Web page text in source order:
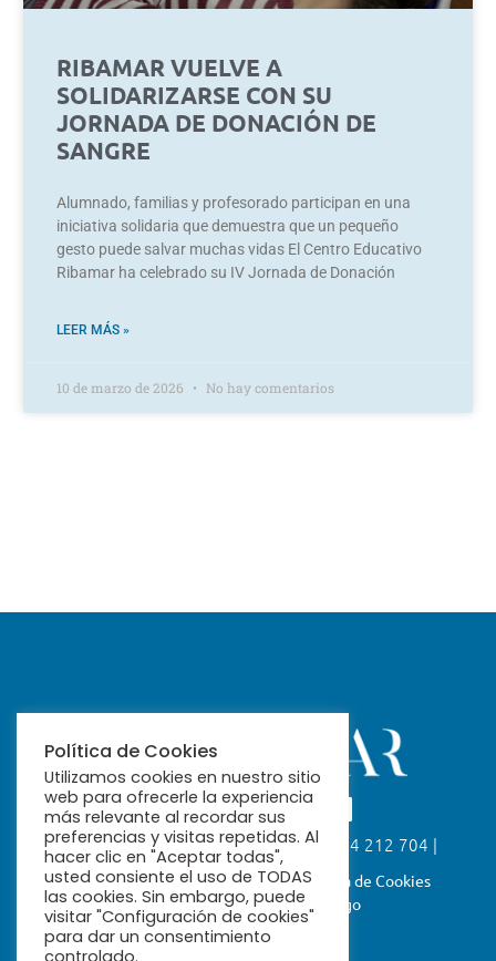
RIBAMAR VUELVE A
SOLIDARIZARSE CON SU
JORNADA DE DONACIÓN DE
SANGRE
Alumnado, familias y profesorado participan en una
iniciativa solidaria que demuestra que un pequeño
gesto puede salvar muchas vidas El Centro Educativo
Ribamar ha celebrado su IV Jornada de Donación
LEER MÁS »
10 de marzo de 2026 No hay comentarios
Calle Fabiola, 26. 41004 Sevilla | 954 212 704 |
ribamar@ribamar.org
Aviso LegalPolítica de PrivacidadPolítica de Cookies
Términos y Condiciones de Pago
Política de Cookies
Utilizamos cookies en nuestro sitio
web para ofrecerle la experiencia
más relevante al recordar sus
preferencias y visitas repetidas. Al
hacer clic en "Aceptar todas",
usted consiente el uso de TODAS
las cookies. Sin embargo, puede
visitar "Configuración de cookies"
para dar un consentimiento
controlado.